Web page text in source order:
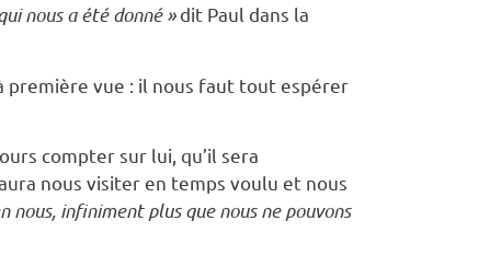
nous a été donné »dit Paul dans la
première vue : il nous faut tout espérer
compter sur lui, qu’il sera
nous visiter en temps voulu et nous
nous, infiniment plus que nous ne pouvons